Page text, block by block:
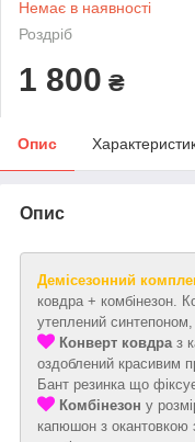
Немає в наявності
Роздріб
1 800 ₴
Опис
Опис
Демісезонний
ковдра + комбінезон.
утеплений синтепоном,
Конверт ковдра з
оздоблений красивим
Бант резинка що
Комбінезон у
капюшон з окантовкою